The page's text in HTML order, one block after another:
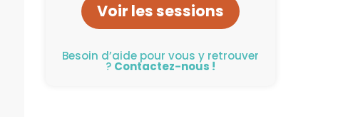
Voir les sessions
Besoin d’aide pour vous y retrouver
? Contactez-nous !